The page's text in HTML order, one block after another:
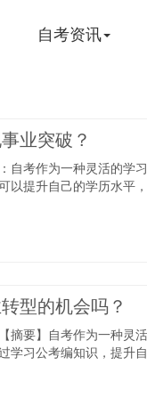
自考资讯
业突破？
自考作为一种灵活的学
以提升自己的学历水平
型的机会吗？
摘要】自考作为一种灵
学习公考编知识，提升